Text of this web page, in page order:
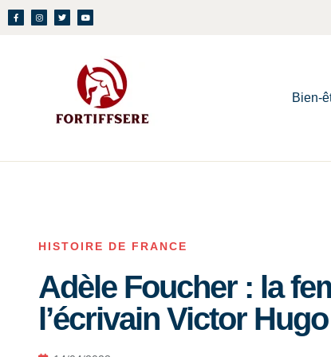
Bien-
HISTOIRE DE FRANCE
Adèle Foucher : la
l’écrivain Victor Hugo